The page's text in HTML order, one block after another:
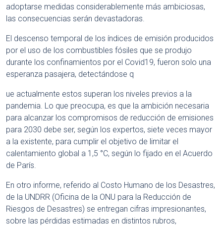
adoptarse medidas considerablemente más ambiciosas,
las consecuencias serán devastadoras.
El descenso temporal de los índices de emisión producidos
por el uso de los combustibles fósiles que se produjo
durante los confinamientos por el Covid19, fueron solo una
esperanza pasajera, detectándose q
ue actualmente estos superan los niveles previos a la
pandemia. Lo que preocupa, es que la ambición necesaria
para alcanzar los compromisos de reducción de emisiones
para 2030 debe ser, según los expertos, siete veces mayor
a la existente, para cumplir el objetivo de limitar el
calentamiento global a 1,5 °C, según lo fijado en el Acuerdo
de París.
En otro informe, referido al Costo Humano de los Desastres,
de la UNDRR (Oficina de la ONU para la Reducción de
Riesgos de Desastres) se entregan cifras impresionantes,
sobre las pérdidas estimadas en distintos rubros,